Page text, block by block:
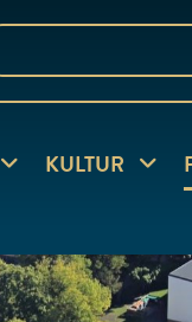
Visa undersida
KULTUR Visa